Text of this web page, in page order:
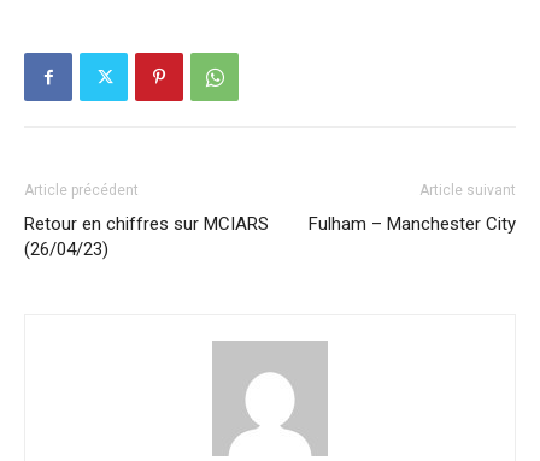
Article précédent
Retour en chiffres sur MCIARS
(26/04/23)
Article suivant
Fulham – Manchester City